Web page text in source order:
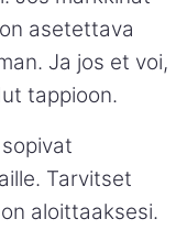
asetettava
Ja jos et voi,
tappioon.
Tarvitset
aloittaaksesi.